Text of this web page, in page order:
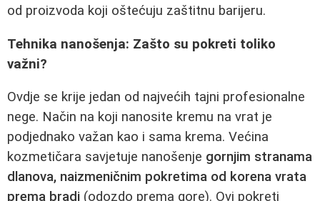
od proizvoda koji oštećuju zaštitnu barijeru.
Tehnika nanošenja: Zašto su pokreti toliko
važni?
Ovdje se krije jedan od najvećih tajni profesionalne
nege. Način na koji nanosite kremu na vrat je
podjednako važan kao i sama krema. Većina
kozmetičara savjetuje nanošenje gornjim stranama
dlanova, naizmeničnim pokretima od korena vrata
prema bradi (odozdo prema gore). Ovi pokreti